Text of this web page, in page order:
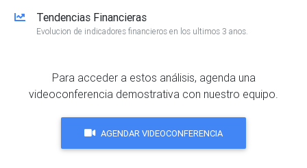
Tendencias Financieras
Evolucion de indicadores financieros en los ultimos 3 anos.
Para acceder a estos análisis, agenda una
videoconferencia demostrativa con nuestro equipo.
AGENDAR VIDEOCONFERENCIA